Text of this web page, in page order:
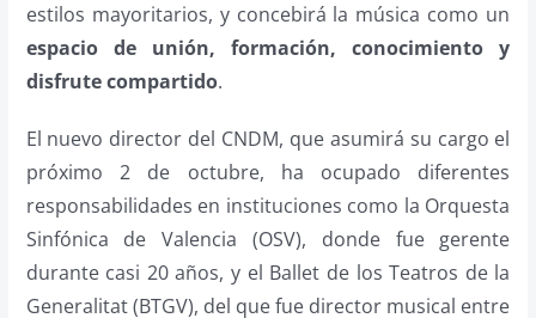
estilos mayoritarios, y concebirá la música como un
espacio de unión, formación, conocimiento y
disfrute compartido.
El nuevo director del CNDM, que asumirá su cargo el
próximo 2 de octubre, ha ocupado diferentes
responsabilidades en instituciones como la Orquesta
Sinfónica de Valencia (OSV), donde fue gerente
durante casi 20 años, y el Ballet de los Teatros de la
Generalitat (BTGV), del que fue director musical entre